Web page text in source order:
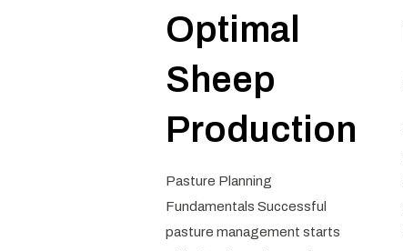
Optimal
Sheep
Production
Pasture Planning
Fundamentals Successful
pasture management starts